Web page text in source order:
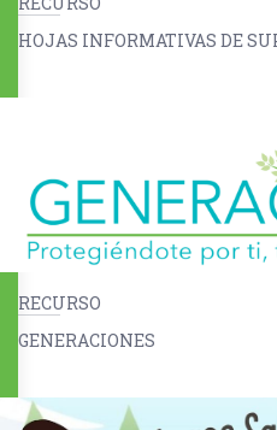
HOJAS INFORMATIVAS DE
RECURSO
GENERACIONES